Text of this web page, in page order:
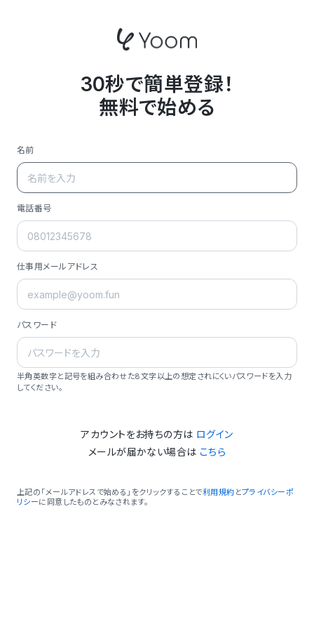
30秒で簡単登録！
無料で始める
名前
電話番号
仕事用メールアドレス
パスワード
半角英数字と記号を組み合わせた8文字以上の想定されにくいパスワードを入力
してください。
アカウントをお持ちの方は ログイン
メールが届かない場合は こちら
上記の「メールアドレスで始める」をクリックすることで利用規約 とプライバシーポ
リシーに同意したものとみなされます。